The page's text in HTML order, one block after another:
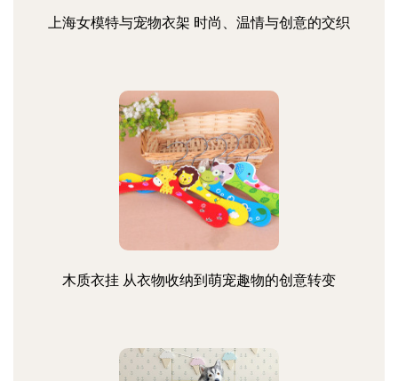
上海女模特与宠物衣架 时尚、温情与创意的交织
木质衣挂 从衣物收纳到萌宠趣物的创意转变